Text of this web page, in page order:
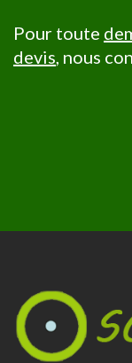
Pour toute
devis, nous